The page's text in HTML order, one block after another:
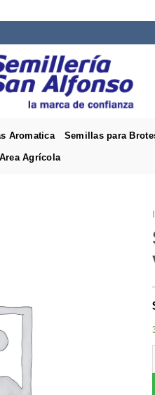
Aromatica Semillas para
Area Agrícola